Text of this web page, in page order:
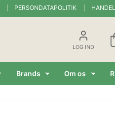
PERSONDATAPOLITIK
LOG IND
Brands Om os